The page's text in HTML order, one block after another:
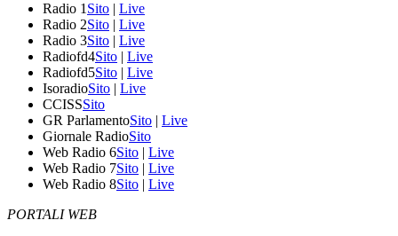
Radio 1 Sito | Live
Radio 2Sito | Live
Radio 3Sito | Live
Radiofd4Sito | Live
Radiofd5Sito | Live
IsoradioSito | Live
CCISSSito
GR ParlamentoSito | Live
Giornale RadioSito
Web Radio 6Sito | Live
Web Radio 7Sito | Live
Web Radio 8Sito | Live
PORTALI WEB